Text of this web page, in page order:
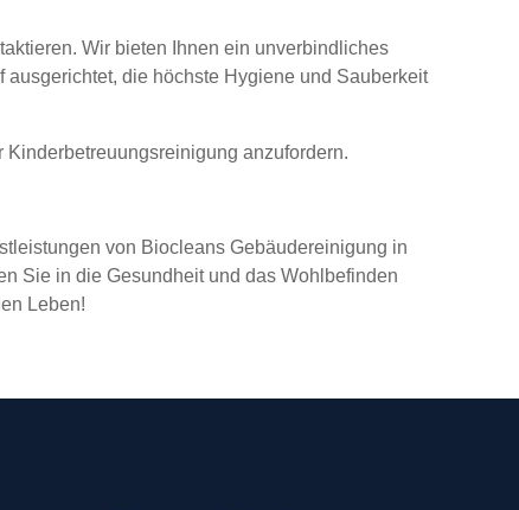
Wir bieten Ihnen ein unverbindliches
die höchste Hygiene und Sauberkeit
anzufordern.
von Biocleans Gebäudereinigung in
Sie in die Gesundheit und das Wohlbefinden
Leben!